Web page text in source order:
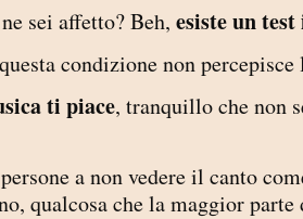
sei affetto? Beh, esiste un
condizione non
ti piace, tranquillo che non
a non vedere il canto
qualcosa che la maggior